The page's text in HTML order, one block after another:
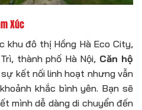
Xúc
khu đô thị Hồng Hà Eco City,
thành phố Hà Nội, Căn hộ
kết nối linh hoạt nhưng vẫn
khắc bình yên. Bạn sẽ
mình dễ dàng di chuyển đến